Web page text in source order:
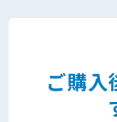
ご購入